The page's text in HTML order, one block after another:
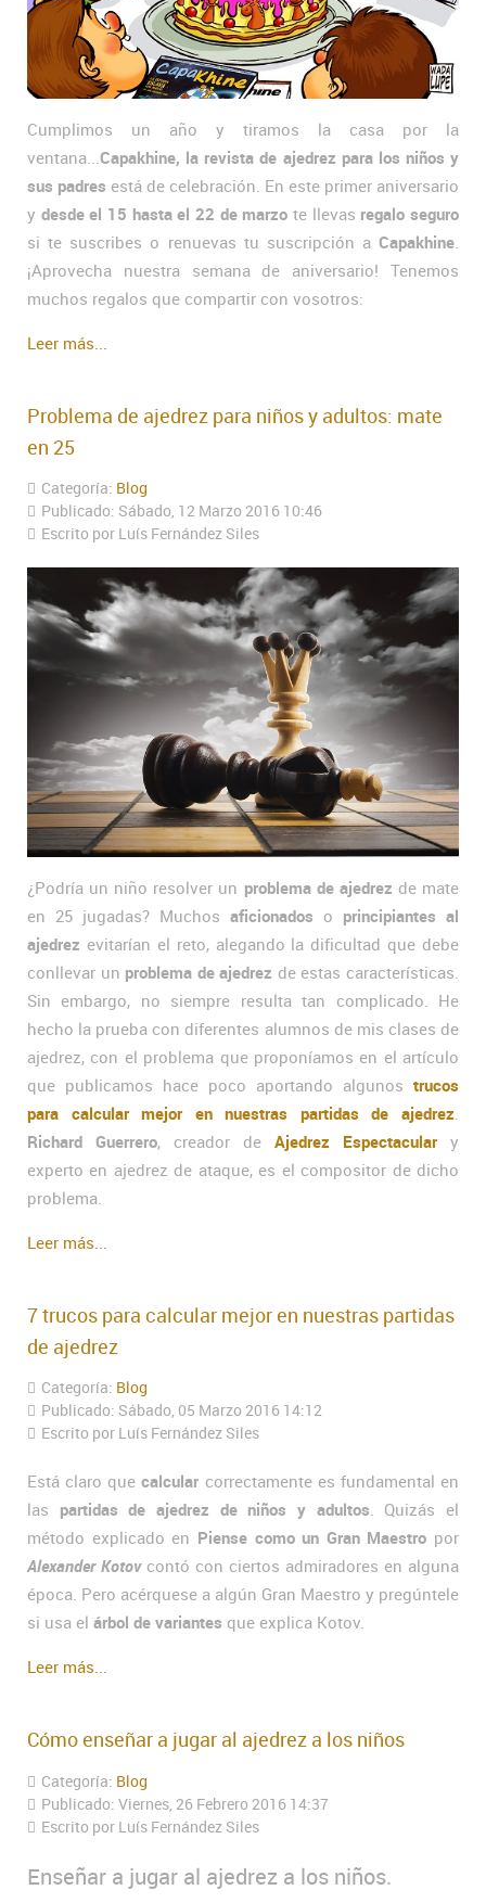
Cumplimos un año y tiramos la casa por la
ventana... Capakhine, la revista de ajedrez para los niños y
sus padres está de celebración. En este primer aniversario
y desde el 15 hasta el 22 de marzo te llevas regalo seguro
si te suscribes o renuevas tu suscripción a Capakhine
¡Aprovecha nuestra semana de aniversario! Tenemos
muchos regalos que compartir con vosotros:
Leer más...
Problema de ajedrez para niños y adultos: mate
en 25
Categoría: Blog
Publicado: Sábado, 12 Marzo 2016 10:46
Escrito por Luís Fernández Siles
¿Podría un niño resolver un problema de ajedrez de mate
en 25 jugadas? Muchos aficionados o principiantes al
ajedrez evitarían el reto, alegando la dificultad que debe
conllevar un problema de ajedrez de estas características.
Sin embargo, no siempre resulta tan complicado. He
hecho la prueba con diferentes alumnos de mis clases de
ajedrez, con el problema que proponíamos en el artículo
que publicamos hace poco aportando algunos trucos
para calcular mejor en nuestras partidas de ajedrez
Richard Guerrero, creador de Ajedrez Espectaculary
experto en ajedrez de ataque, es el compositor de dicho
problema.
Leer más...
7 trucos para calcular mejor en nuestras partidas
de ajedrez
Categoría: Blog
Publicado: Sábado, 05 Marzo 2016 14:12
Escrito por Luís Fernández Siles
Está claro que calcular correctamente es fundamental en
las partidas de ajedrez de niños y adultos. Quizás el
método explicado en Piense como un Gran Maestro por
Alexander Kotovcontó con ciertos admiradores en alguna
época. Pero acérquese a algún Gran Maestro y pregúntele
si usa el árbol de variantes que explica Kotov.
Leer más...
Cómo enseñar a jugar al ajedrez a los niños
Categoría: Blog
Publicado: Viernes, 26 Febrero 2016 14:37
Escrito por Luís Fernández Siles
Enseñar a jugar al ajedrez a los niños.